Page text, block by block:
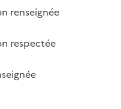
renseignée
respectée